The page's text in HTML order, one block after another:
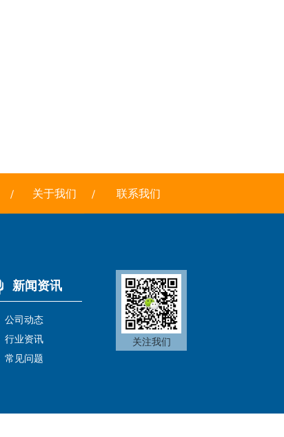
关于我们 联系我们
新闻资讯
公司动态
行业资讯
常见问题
关注我们